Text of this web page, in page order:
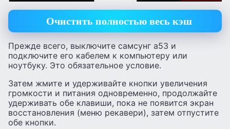
Очистить полностью весь кэш
Прежде всего, выключите самсунг а53 и
подключите его кабелем к компьютеру или
ноутбуку. Это обязательное условие.
Затем жмите и удерживайте кнопки увеличения
громкости и питания одновременно, продолжайте
удерживать обе клавиши, пока не появится экран
восстановления (меню рекавери), затем отпустите
обе кнопки.